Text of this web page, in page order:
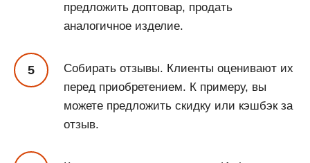
предложить доптовар, продать
аналогичное изделие.
Собирать отзывы. Клиенты оценивают их
перед приобретением. К примеру, вы
можете предложить скидку или кэшбэк за
отзыв.